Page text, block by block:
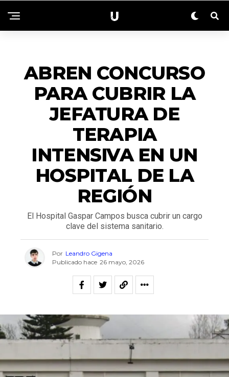
ABREN CONCURSO
PARA CUBRIR LA
JEFATURA DE
TERAPIA
INTENSIVA EN UN
HOSPITAL DE LA
REGIÓN
El Hospital Gaspar Campos busca cubrir un cargo
clave del sistema sanitario.
Por Leandro Gigena
Publicado hace 26 mayo, 2026